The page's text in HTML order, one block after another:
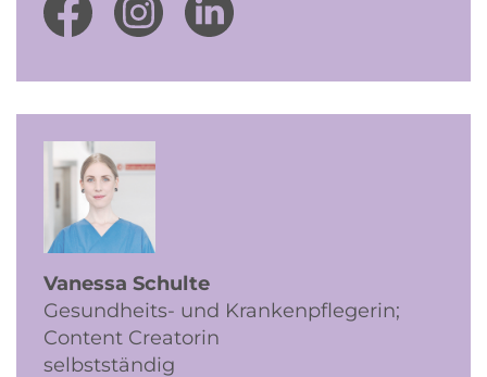
Vanessa Schulte
Gesundheits- und Krankenpflegerin;
Content Creatorin
selbstständig